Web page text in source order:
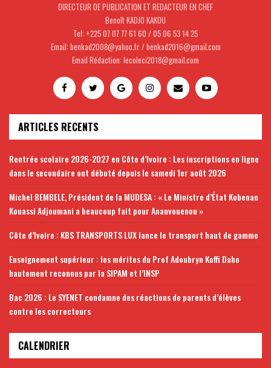
DIRECTEUR DE PUBLICATION ET REDACTEUR EN CHEF
Benoît KADJO KAKOU
Tel: +225 07 07 77 61 60 / 05 06 53 14 25
Email: benkad2008@yahoo.fr / benkad2016@gmail.com
Email Rédaction: lecoleci2018@gmail.com
ARTICLES RECENTS
Rentrée scolaire 2026-2027 en Côte d’Ivoire : Les inscriptions en ligne
dans le secondaire ont débuté depuis le samedi 1er août 2026
Michel BEMBELE, Président de la MUDESA : « Le Ministre d’État Kobenan
Kouassi Adjoumani a beaucoup fait pour Ananvouenou »
Côte d’Ivoire : KBS TRANSPORTS LUX lance le transport haut de gamme
Enseignement supérieur : les mérites du Prof Adoubryn Koffi Daho
hautement reconnus par la SIPAM et l’INSP
Bac 2026 : Le SYENET condamne des réactions de parents d’élèves
contre les correcteurs
CALENDRIER